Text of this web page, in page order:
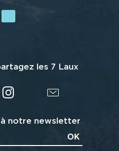
les 7 Laux
notre newsletter